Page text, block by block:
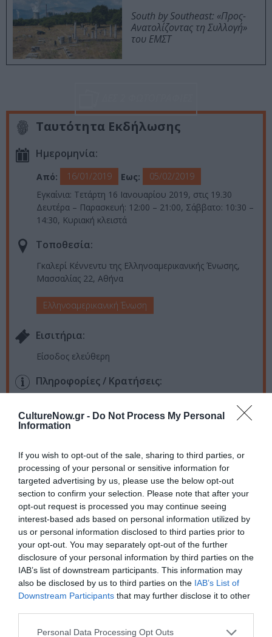
CultureNow.gr - Do Not Process My Personal
Information
If you wish to opt-out of the sale, sharing to third parties, or
processing of your personal or sensitive information for
targeted advertising by us, please use the below opt-out
section to confirm your selection. Please note that after your
opt-out request is processed you may continue seeing
interest-based ads based on personal information utilized by
us or personal information disclosed to third parties prior to
your opt-out. You may separately opt-out of the further
disclosure of your personal information by third parties on the
IAB’s list of downstream participants. This information may
also be disclosed by us to third parties on the IAB’s List of
Downstream Participants that may further disclose it to other
Personal Data Processing Opt Outs
South by Southeast: «Προς-
Ανατολίζοντας τη Συλλογή»
του ΕΜΣΤ
Ταυτότητα Εκδήλωσης
Ημερομηνία:
Από: 16/01/2019 Εως:
05/02/2019
Εγκαίνια: Τετάρτη 16 Ιανουαρίου 2019, στις 19.30
Δευτέρα – Παρασκευή: 12:00 – 21:00, Σάββατο: 10:30 –
14:30, Κυριακή κλειστά
Τοποθεσία:
Γκαλερί Κέννεντυ της Ελληνοαμερικανικής Ένωσης,
Μασσαλίας 22, Αθήνα
Ελληνοαμερικανική Ένωση
Eισιτήρια:
Είσοδος ελεύθερη
Πληροφορίες / Κρατήσεις:
μάθετε πρώτοι όλες τις ειδήσεις
Δείτε όλα τατελευταία νέαγια την Τέχνη και τον
Πολιτισμό στοCulturenow.gr
Νέοι Διαγωνισμοί❯
Tags
ΓΚΑΛΕΡΙ ΤΕΧΝΗΣ - ΑΙΘΟΥΣΕΣ ΤΕΧΝΗΣ
ΔΩΡΕΑΝ ΕΚΔΗΛΩΣΕΙΣ
ΕΙΚΑΣΤΙΚΕΣ ΕΚΘΕΣΕΙΣ